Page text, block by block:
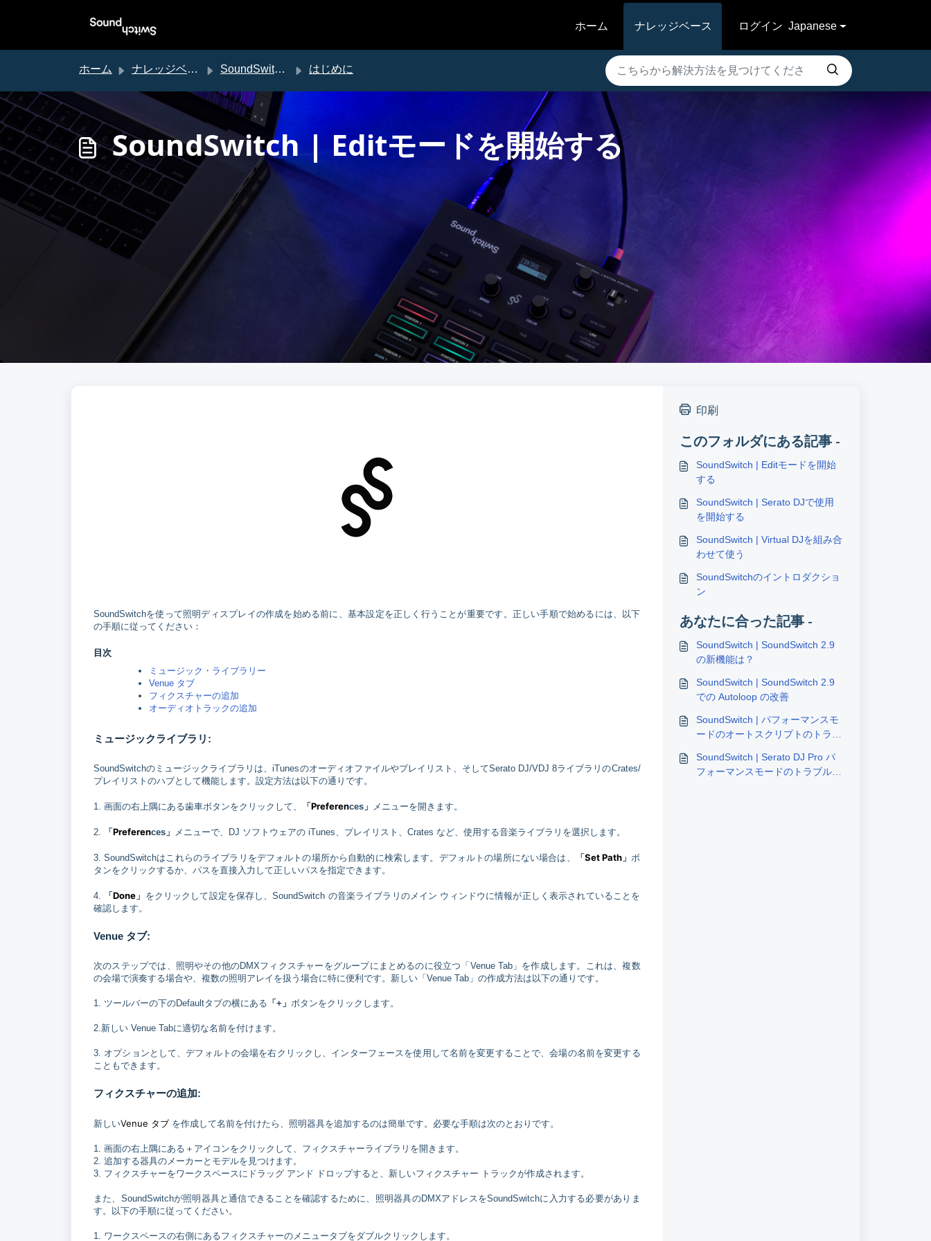
ホーム
ナレッジベース ログイン Japanese
ホーム ナレッジベース SoundSwitch サポート はじめに
SoundSwitch | Editモードを開始する
SoundSwitchを使って照明ディスプレイの作成を始める前に、基本設定を正しく行うことが重要です。正しい手順で始めるには、以下
の手順に従ってください：
目次
ミュージック・ライブラリー
Venue タブ
フィクスチャーの追加
オーディオトラックの追加
ミュージックライブラリ:
SoundSwitchのミュージックライブラリは、iTunesのオーディオファイルやプレイリスト、そしてSerato DJ/VDJ 8ライブラリのCrates/
プレイリストのハブとして機能します。設定方法は以下の通りです。
1. 画面の右上隅にある歯車ボタンをクリックして、 「 Preferences」 メニューを開きます。
2. 「 Preferences」 メニューで、DJ ソフトウェアの iTunes、プレイリスト、Crates など、使用する音楽ライブラリを選択します。
3. SoundSwitchはこれらのライブラリをデフォルトの場所から自動的に検索します。デフォルトの場所にない場合は、 「 Set Path」ボ
タンをクリックするか、パスを直接入力して正しいパスを指定できます。
4. 「Done 」 をクリックして設定を保存し、SoundSwitch の音楽ライブラリのメイン ウィンドウに情報が正しく表示されていることを
確認します。
Venue タブ:
次のステップでは、照明やその他のDMXフィクスチャーをグループにまとめるのに役立つ「Venue Tab」を作成します。これは、複数
の会場で演奏する場合や、複数の照明アレイを扱う場合に特に便利です。新しい「Venue Tab」の作成方法は以下の通りです。
1. ツールバーの下のDefaultタブの横にある 「+」 ボタンをクリックします。
2.新しい Venue Tabに適切な名前を付けます。
3. オプションとして、デフォルトの会場を右クリックし、インターフェースを使用して名前を変更することで、会場の名前を変更する
こともできます。
フィクスチャーの追加:
新しいVenue タブ を作成して名前を付けたら、照明器具を追加するのは簡単です。必要な手順は次のとおりです。
1. 画面の右上隅にある＋アイコンをクリックして、フィクスチャーライブラリを開きます。
2. 追加する器具のメーカーとモデルを見つけます。
3. フィクスチャーをワークスペースにドラッグ アンド ドロップすると、新しいフィクスチャー トラックが作成されます。
また、SoundSwitchが照明器具と通信できることを確認するために、照明器具のDMXアドレスをSoundSwitchに入力する必要がありま
す。以下の手順に従ってください。
1. ワークスペースの右側にあるフィクスチャーのメニュータブをダブルクリックします。
印刷
このフォルダにある記事 -
SoundSwitch | Editモードを開始
する
SoundSwitch | Serato DJで使用
を開始する
SoundSwitch | Virtual DJを組み合
わせて使う
SoundSwitchのイントロダクショ
ン
あなたに合った記事 -
SoundSwitch | SoundSwitch 2.9
の新機能は？
SoundSwitch | SoundSwitch 2.9
での Autoloop の改善
SoundSwitch | パフォーマンスモ
ードのオートスクリプトのトラブ
SoundSwitch | Serato DJ Pro パ
フォーマンスモードのトラブルシ